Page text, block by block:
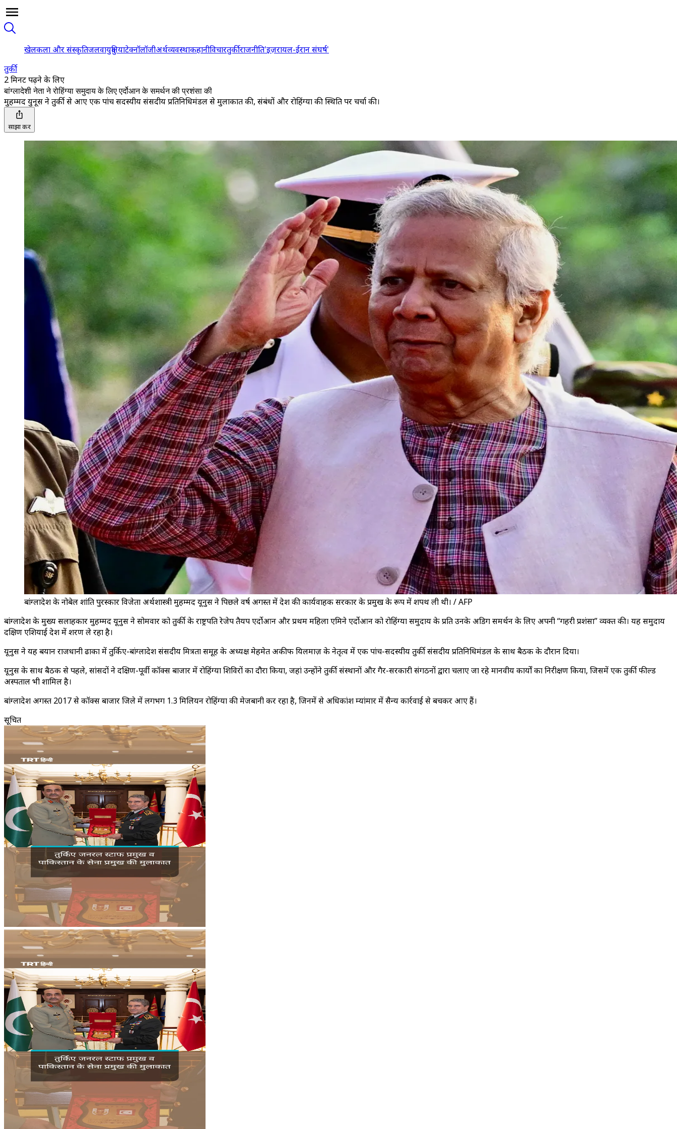
खेलकला और संस्कृतिजलवायुदुनियाटेक्नॉलॉजीअर्थव्यवस्थाकहानीविचारतुर्कीराजनीति'इज़रायल-ईरान संघर्ष'
तुर्की
2 मिनट पढ़ने के लिए
बांग्लादेशी नेता ने रोहिंग्या समुदाय के लिए एर्दोआन के समर्थन की प्रशंसा की
मुहम्मद युनूस ने तुर्की से आए एक पांच सदस्यीय संसदीय प्रतिनिधिमंडल से मुलाकात की, संबंधों और रोहिंग्या की स्थिति पर चर्चा की।
साझा करें
बांग्लादेश के नोबेल शांति पुरस्कार विजेता अर्थशास्त्री मुहम्मद यूनुस ने पिछले वर्ष अगस्त में देश की कार्यवाहक सरकार के प्रमुख के रूप में शपथ ली थी। / AFP
बांग्लादेश के मुख्य सलाहकार मुहम्मद यूनुस ने सोमवार को तुर्की के राष्ट्रपति रेजेप तैयप एर्दोआन और प्रथम महिला एमिने एर्दोआन को रोहिंग्या समुदाय के प्रति उनके अडिग समर्थन के लिए अपनी “गहरी प्रशंसा” व्यक्त की। यह समुदाय
दक्षिण एशियाई देश में शरण ले रहा है।
यूनुस ने यह बयान राजधानी ढाका में तुर्किए-बांग्लादेश संसदीय मित्रता समूह के अध्यक्ष मेहमेत अकीफ यिलमाज़ के नेतृत्व में एक पांच-सदस्यीय तुर्की संसदीय प्रतिनिधिमंडल के साथ बैठक के दौरान दिया।
यूनुस के साथ बैठक से पहले, सांसदों ने दक्षिण-पूर्वी कॉक्स बाजार में रोहिंग्या शिविरों का दौरा किया, जहां उन्होंने तुर्की संस्थानों और गैर-सरकारी संगठनों द्वारा चलाए जा रहे मानवीय कार्यों का निरीक्षण किया, जिसमें एक तुर्की फील्ड
अस्पताल भी शामिल है।
बांग्लादेश अगस्त 2017 से कॉक्स बाजार जिले में लगभग 1.3 मिलियन रोहिंग्या की मेजबानी कर रहा है, जिनमें से अधिकांश म्यांमार में सैन्य कार्रवाई से बचकर आए हैं।
सूचित